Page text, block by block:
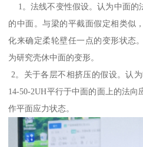
1。法线不变性假设。认为中面的
的中面。与梁的平截面假定相类似
化来确定柔轮壁任一点的变形状态
为研究壳休中面的变形。
2。关于各层不相挤压的假设。认
14-50-2UH平行于中面的面上的法
作平面应力状态。